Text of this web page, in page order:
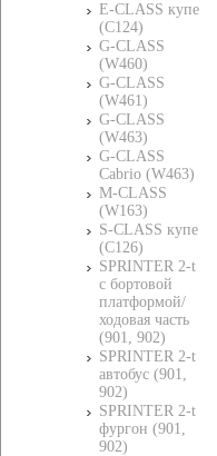
E-CLASS купе
(C124)
G-CLASS
(W460)
G-CLASS
(W461)
G-CLASS
(W463)
G-CLASS
Cabrio (W463)
M-CLASS
(W163)
S-CLASS купе
(C126)
SPRINTER 2-t
c бортовой
платформой/
ходовая часть
(901, 902)
SPRINTER 2-t
автобус (901,
902)
SPRINTER 2-t
фургон (901,
902)